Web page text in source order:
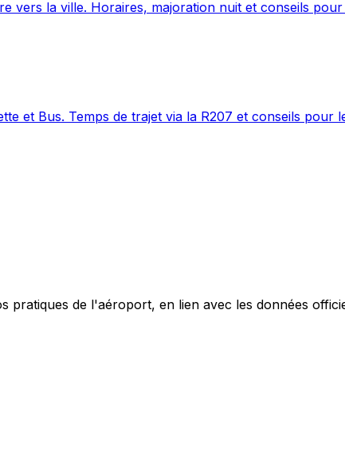
vers la ville. Horaires, majoration nuit et conseils
et Bus. Temps de trajet via la R207 et conseils pour
pratiques de l'aéroport, en lien avec les données